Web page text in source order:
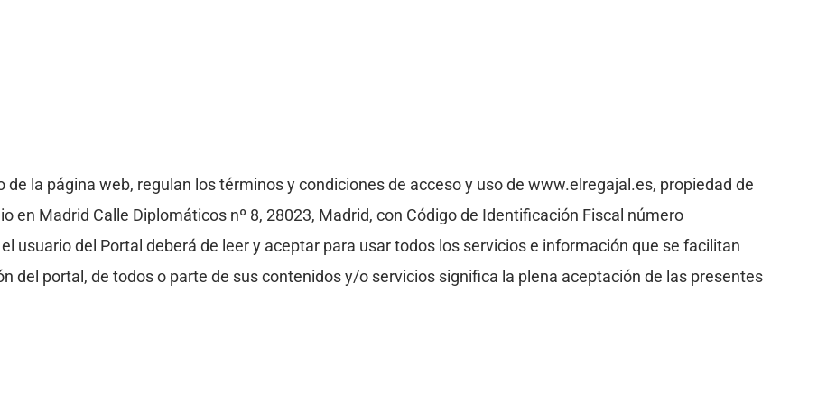
la página web, regulan los términos y condiciones de acceso y uso de www.elregajal.es, propiedad de
en Madrid Calle Diplomáticos nº 8, 28023, Madrid, con Código de Identificación Fiscal número
usuario del Portal deberá de leer y aceptar para usar todos los servicios e información que se facilitan
del portal, de todos o parte de sus contenidos y/o servicios significa la plena aceptación de las presentes